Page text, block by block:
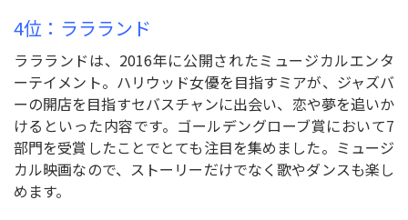
4位：ララランド
ララランドは、2016年に公開されたミュージカルエンタ
ーテイメント。ハリウッド女優を目指すミアが、ジャズバ
ーの開店を目指すセバスチャンに出会い、恋や夢を追いか
けるといった内容です。ゴールデングローブ賞において7
部門を受賞したことでとても注目を集めました。ミュージ
カル映画なので、ストーリーだけでなく歌やダンスも楽し
めます。